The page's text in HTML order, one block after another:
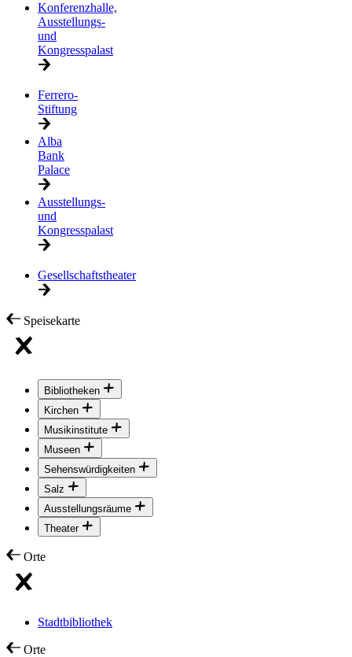
Konferenzhalle,
Ausstellungs-
und
Kongresspalast
Ferrero-
Stiftung
Alba
Bank
Palace
Ausstellungs-
und
Kongresspalast
Gesellschaftstheater
Speisekarte
Bibliotheken
Kirchen
Musikinstitute
Museen
Sehenswürdigkeiten
Salz
Ausstellungsräume
Theater
Orte
Stadtbibliothek
Orte